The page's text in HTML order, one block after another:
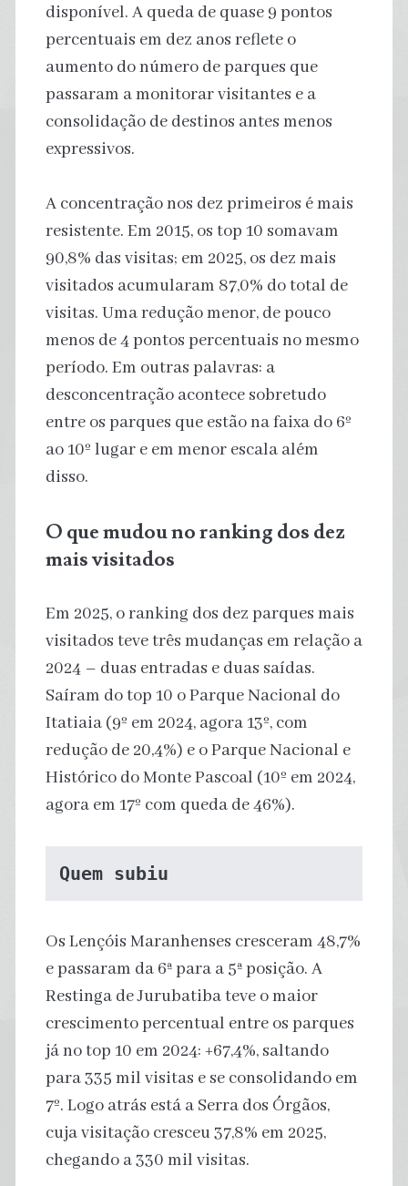
disponível. A queda de quase 9 pontos
percentuais em dez anos reflete o
aumento do número de parques que
passaram a monitorar visitantes e a
consolidação de destinos antes menos
expressivos.
A concentração nos dez primeiros é mais
resistente. Em 2015, os top 10 somavam
90,8% das visitas; em 2025, os dez mais
visitados acumularam 87,0% do total de
visitas. Uma redução menor, de pouco
menos de 4 pontos percentuais no mesmo
período. Em outras palavras: a
desconcentração acontece sobretudo
entre os parques que estão na faixa do 6º
ao 10º lugar e em menor escala além
disso.
O que mudou no ranking dos dez
mais visitados
Em 2025, o ranking dos dez parques mais
visitados teve três mudanças em relação a
2024 – duas entradas e duas saídas.
Saíram do top 10 o Parque Nacional do
Itatiaia (9º em 2024, agora 13º, com
redução de 20,4%) e o Parque Nacional e
Histórico do Monte Pascoal (10º em 2024,
agora em 17º com queda de 46%).
Quem subiu
Os Lençóis Maranhenses cresceram 48,7%
e passaram da 6ª para a 5ª posição. A
Restinga de Jurubatiba teve o maior
crescimento percentual entre os parques
já no top 10 em 2024: +67,4%, saltando
para 335 mil visitas e se consolidando em
7º. Logo atrás está a Serra dos Órgãos,
cuja visitação cresceu 37,8% em 2025,
chegando a 330 mil visitas.